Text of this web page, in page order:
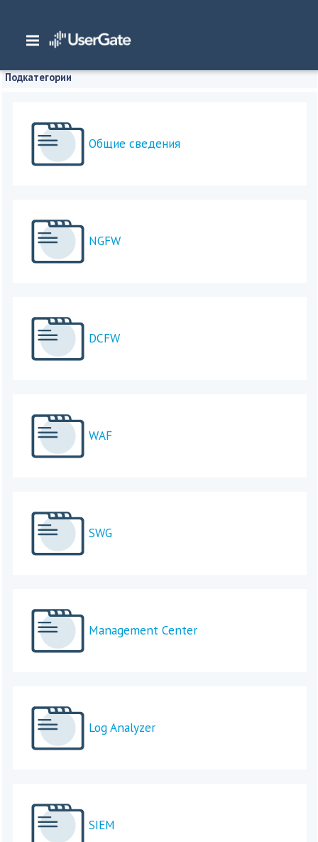
Главная/ Документация
Подкатегории
Общие сведения
NGFW
DCFW
WAF
SWG
Management Center
Log Analyzer
SIEM